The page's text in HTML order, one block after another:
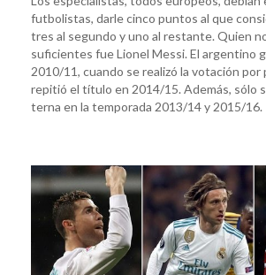
futbolistas, darle cinco puntos al que
tres al segundo y uno al restante. Quien
suficientes fue Lionel Messi. El argentino
2010/11, cuando se realizó la votación por
repitió el título en 2014/15. Además, sólo
terna en la temporada 2013/14 y 2015/16.